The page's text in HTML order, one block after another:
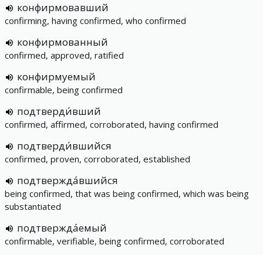
конфирмовавший
confirming, having confirmed, who confirmed
конфирмованный
confirmed, approved, ratified
конфирмуемый
confirmable, being confirmed
подтверди́вший
confirmed, affirmed, corroborated, having confirmed
подтверди́вшийся
confirmed, proven, corroborated, established
подтвержда́вшийся
being confirmed, that was being confirmed, which was being
substantiated
подтвержда́емый
confirmable, verifiable, being confirmed, corroborated